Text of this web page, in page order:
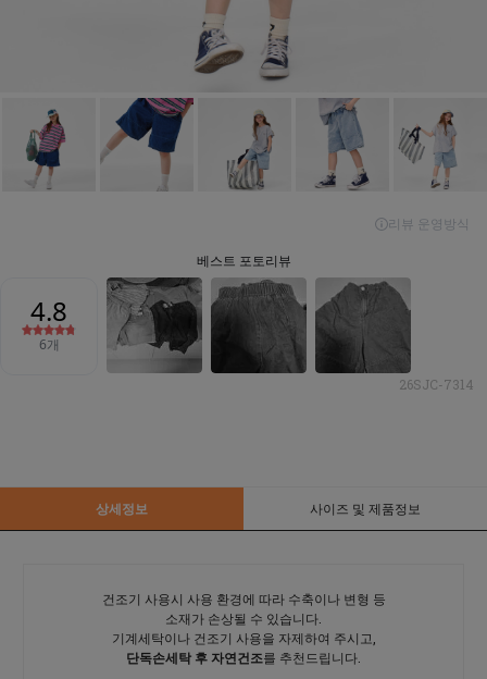
26SJC-7314
상세정보 사이즈 및 제품정보
건조기 사용시 사용 환경에 따라 수축이나 변형 등
소재가 손상될 수 있습니다.
기계세탁이나 건조기 사용을 자제하여 주시고,
단독손세탁 후 자연건조를 추천드립니다.